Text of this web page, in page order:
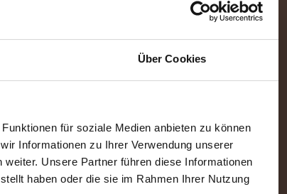
Über Cookies
für soziale Medien anbieten zu können
Informationen zu Ihrer Verwendung unserer
Unsere Partner führen diese Informationen
haben oder die sie im Rahmen Ihrer Nutzung